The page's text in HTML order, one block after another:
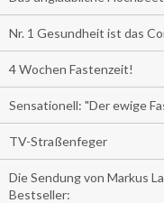
Nr. 1 Gesundheit ist das
4 Wochen Fastenzeit!
Sensationell: "Der ewige
TV-Straßenfeger
Die Sendung von Markus
Bestseller: